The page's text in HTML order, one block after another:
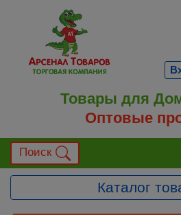
Товары для
Оптовые
Поиск
Каталог